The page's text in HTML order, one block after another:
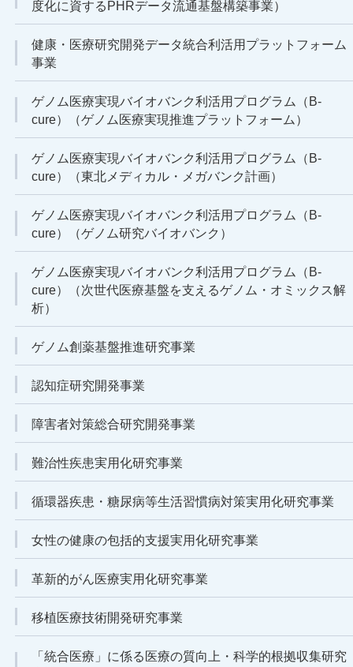
度化に資するPHRデータ流通基盤構築事業）
健康・医療研究開発データ統合利活用プラットフォーム
事業
ゲノム医療実現バイオバンク利活用プログラム（B-
cure）（ゲノム医療実現推進プラットフォーム）
ゲノム医療実現バイオバンク利活用プログラム（B-
cure）（東北メディカル・メガバンク計画）
ゲノム医療実現バイオバンク利活用プログラム（B-
cure）（ゲノム研究バイオバンク）
ゲノム医療実現バイオバンク利活用プログラム（B-
cure）（次世代医療基盤を支えるゲノム・オミックス解
析）
ゲノム創薬基盤推進研究事業
認知症研究開発事業
障害者対策総合研究開発事業
難治性疾患実用化研究事業
循環器疾患・糖尿病等生活習慣病対策実用化研究事業
女性の健康の包括的支援実用化研究事業
革新的がん医療実用化研究事業
移植医療技術開発研究事業
「統合医療」に係る医療の質向上・科学的根拠収集研究